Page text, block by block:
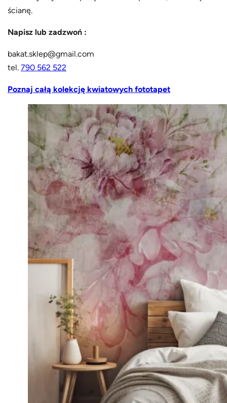
ścianę.
Napisz lub zadzwoń :
bakat.sklep@gmail.com
tel.790 562 522
Poznaj całą kolekcję kwiatowych fototapet